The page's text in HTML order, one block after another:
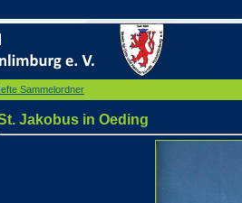
Sammelordner
Jakobus in Oeding